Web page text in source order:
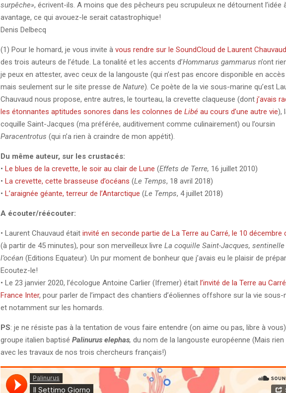
surpêche», écrivent-ils. A moins que des pêcheurs peu scrupuleux ne détournent l’idée
avantage, ce qui avouez-le serait catastrophique!
Denis Delbecq
(1) Pour le homard, je vous invite à vous rendre sur le SoundCloud de Laurent Chauvaud
des trois auteurs de l’étude. La tonalité et les accents d’Hommarus gammarus n’ont
je peux en attester, avec ceux de la langouste (qui n’est pas encore disponible en accès
mais seulement sur le site presse de Nature). Ce poète de la vie sous-marine qu’est
Chauvaud nous propose, entre autres, le tourteau, la crevette claqueuse (dont j’avais
les étonnantes aptitudes sonores dans les colonnes de Libéau cours d’une autre vie),
coquille Saint-Jacques (ma préférée, auditivement comme culinairement) ou l’oursin
Paracentrotus (qui n’a rien à craindre de mon appétit).
Du même auteur, sur les crustacés:
• Le blues de la crevette, le soir au clair de Lune (Effets de Terre, 16 juillet 2010)
• La crevette, cette brasseuse d’océans (Le Temps, 18 avril 2018)
• L’araignée géante, terreur de l’Antarctique (Le Temps, 4 juillet 2018)
A écouter/réécouter:
• Laurent Chauvaud était invité en seconde partie de La Terre au Carré, le 10 décembre
(à partir de 45 minutes), pour son merveilleux livre La coquille Saint-Jacques, sentinelle
l’océan (Editions Equateur). Un pur moment de bonheur que j’avais eu le plaisir de
Ecoutez-le!
• Le 23 janvier 2020, l’écologue Antoine Carlier (Ifremer) était l’invité de la Terre au
France Inter, pour parler de l’impact des chantiers d’éoliennes offshore sur la vie sous-
et notamment sur les homards.
PS: je ne résiste pas à la tentation de vous faire entendre (on aime ou pas, libre à
groupe italien baptisé Palinurus elephas, du nom de la langouste européenne (Mais rien
avec les travaux de nos trois chercheurs français!)